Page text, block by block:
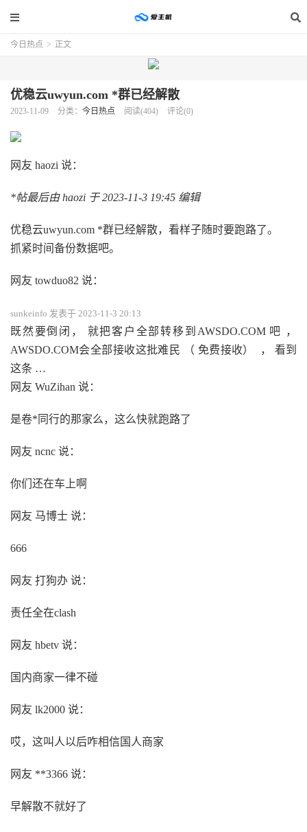
今日热点 > 正文
优稳云uwyun.com *群已经解散
2023-11-09 分类： 今日热点 阅读(404) 评论(0)
网友 haozi 说：
*帖最后由 haozi 于 2023-11-3 19:45 编辑
优稳云uwyun.com *群已经解散，看样子随时要跑路了。
抓紧时间备份数据吧。
网友 towduo82 说：
sunkeinfo 发表于 2023-11-3 20:13
既然要倒闭， 就把客户全部转移到AWSDO.COM 吧 ，
AWSDO.COM会全部接收这批难民 （ 免费接收） ， 看到
这条 …
网友 WuZihan 说：
是卷*同行的那家么，这么快就跑路了
网友 ncnc 说：
你们还在车上啊
网友 马博士 说：
666
网友 打狗办 说：
责任全在clash
网友 hbetv 说：
国内商家一律不碰
网友 lk2000 说：
哎，这叫人以后咋相信国人商家
网友 **3366 说：
早解散不就好了